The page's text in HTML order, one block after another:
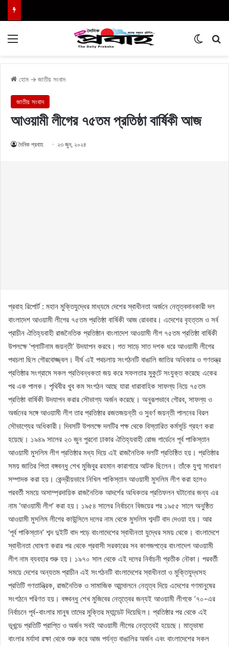
হোম → জাতীয় সংবাদ
জাতীয় সংবাদ
আওয়ামী লীগের ৭৫তম প্রতিষ্ঠা বার্ষিকী আজ
দৈনিক প্রবাহ ২৩ জুন, ২০২৪
প্রবাহ রিপোর্ট : মহান মুক্তিযুদ্ধের মাধ্যমে দেশের স্বাধীনতা অর্জনে নেতৃত্বদানকারী দল
বাংলাদেশ আওয়ামী লীগের ৭৫তম প্রতিষ্ঠা বার্ষিকী আজ রোববার। এদেশের বৃহত্তম ও সর্ব
প্রাচীন ঐতিহ্যবাহী রাজনৈতিক প্রতিষ্ঠান বাংলাদেশ আওয়ামী লীগ ৭৫তম প্রতিষ্ঠা বার্ষিকী
উপলক্ষে ‘প্লাটিনাম জয়ন্তী’ উদযাপন করবে। গত সাড়ে সাত দশক ধরে আওয়ামী লীগের
পথচলা ছিল গৌরবোজ্জ্বল। দীর্ঘ এই পথচলায় সংগঠনটি বাঙালি জাতির অধিকার ও গণতন্ত্র
প্রতিষ্ঠার সংগ্রামে সকল প্রতিবন্ধকতা জয় করে সফলতার মুকুটে সংযুক্ত করেছে একের
পর এক পালক। পৃথিবীর খুব কম সংগঠন আছে যারা ধারাবাহিক সাফল্য নিয়ে ৭৫তম
প্রতিষ্ঠা বার্ষিকী উদযাপন করার সৌভাগ্য অর্জন করেছে। অনুরূপভাবে গৌরব, সাফল্য ও
অর্জনের সঙ্গে আওয়ামী লীগ তার প্রতিষ্ঠার রজতজয়ন্তী ও সুবর্ণ জয়ন্তী পালনের বিরল
সৌভাগ্যের অধিকারী। দিবসটি উপলক্ষে দলটির পক্ষ থেকে বিস্তারিত কর্মসূচি গ্রহণ করা
হয়েছে। ১৯৪৯ সালের ২৩ জুন পুরনো ঢাকার ঐতিহ্যবাহী রোজ গার্ডেনে পূর্ব পাকিস্তান
আওয়ামী মুসলিম লীগ প্রতিষ্ঠার মধ্য দিয়ে এই রাজনৈতিক দলটি প্রতিষ্ঠিত হয়। প্রতিষ্ঠার
সময় জাতির পিতা বঙ্গবন্ধু শেখ মুজিবুর রহমান কারাগারে আটক ছিলেন। তাঁকে যুগ্ম সাধারণ
সম্পাদক করা হয়। কেন্দ্রীয়ভাবে নিখিল পাকিস্তান আওয়ামী মুসলিম লীগ করা হলেও
পরবর্তী সময়ে অসাম্প্রদায়িক রাজনৈতিক আদর্শের অধিকতর প্রতিফলন ঘটানোর জন্য এর
নাম ‘আওয়ামী লীগ’ করা হয়। ১৯৫৪ সালের নির্বাচনে বিজয়ের পর ১৯৫৫ সালে অনুষ্ঠিত
আওয়ামী মুসলিম লীগের কাউন্সিলে দলের নাম থেকে মুসলিম শব্দটি বাদ দেওয়া হয়। আর
‘পূর্ব পাকিস্তান’ শব্দ দুইটি বাদ পড়ে বাংলাদেশের স্বাধীনতা যুদ্ধের সময় থেকে। বাংলাদেশে
স্বাধীনতা ঘোষণা করার পর থেকে প্রবাসী সরকারের সব কাগজপত্রে বাংলাদেশ আওয়ামী
লীগ নাম ব্যবহার শুরু হয়। ১৯৭০ সাল থেকে এই দলের নির্বাচনী প্রতীক নৌকা। পরবর্তী
সময়ে দেশের অন্যতম প্রাচীন এই সংগঠনটি বাংলাদেশের স্বাধীনতা ও মুক্তিযুদ্ধসহ
প্রতিটি গণতান্ত্রিক, রাজনৈতিক ও সামাজিক আন্দোলনে নেতৃত্ব দিয়ে এদেশের গণমানুষের
সংগঠনে পরিণত হয়। বঙ্গবন্ধু শেখ মুজিবের নেতৃত্বের জন্যই আওয়ামী লীগকে ’৭০-এর
নির্বাচনে পূর্ব-বাংলার মানুষ তাদের মুক্তির ম্যান্ডেট দিয়েছিল। প্রতিষ্ঠার পর থেকে এই
ভূখন্ডে প্রতিটি প্রাপ্তি ও অর্জন সবই আওয়ামী লীগের নেতৃত্বেই হয়েছে। মাতৃভাষা
বাংলার মর্যাদা রক্ষা থেকে শুরু করে আজ পর্যন্ত বাঙালির অর্জন এবং বাংলাদেশের সকল